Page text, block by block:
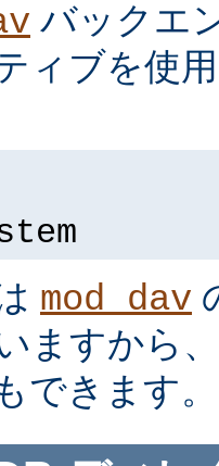
バックエ
ィブを使
mod_dav
ますから
できます。